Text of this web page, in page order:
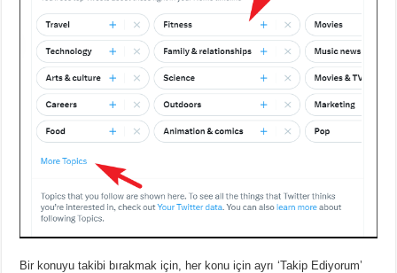
Bir konuyu takibi bırakmak için, her konu için ayrı ‘Takip Ediyorum’